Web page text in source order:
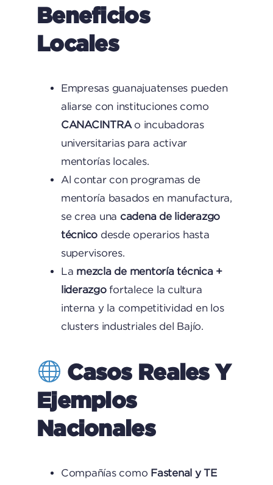
Beneficios
Locales
Empresas guanajuatenses pueden
aliarse con instituciones como
CANACINTRAo incubadoras
universitarias para activar
mentorías locales.
Al contar con programas de
mentoría basados en manufactura,
se crea una cadena de liderazgo
técnico desde operarios hasta
supervisores.
La mezcla de mentoría técnica +
liderazgofortalece la cultura
interna y la competitividad en los
clusters industriales del Bajío.
Casos Reales Y
Ejemplos
Nacionales
Compañías como Fastenal y TE